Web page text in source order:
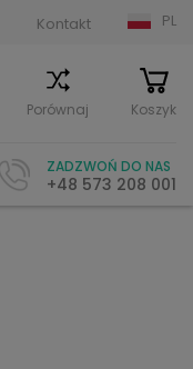
Kontakt PL
Porównaj Koszyk
ZADZWOŃ DO NAS
+48 573 208 001